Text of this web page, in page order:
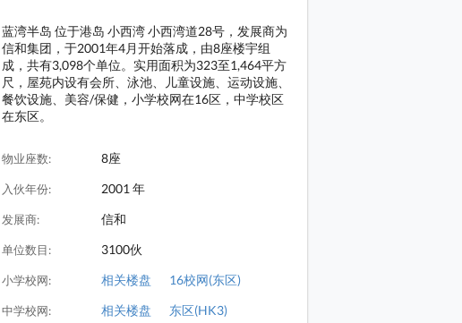
蓝湾半岛 大堂: 主大堂部分
蓝湾半岛 大堂: 主大堂部分
蓝湾半岛 大堂: 主大堂部分
蓝湾半岛 大堂: 主大堂部分
蓝湾半岛 位于港岛 小西湾 小西湾道28号，发展商为
信和集团，于2001年4月开始落成，由8座楼宇组
成，共有3,098个单位。实用面积为323至1,464平方
尺，屋苑内设有会所、泳池、儿童设施、运动设施、
餐饮设施、美容/保健，小学校网在16区，中学校区
在东区。
物业座数: 8座
入伙年份: 2001 年
发展商: 信和
单位数目: 3100伙
小学校网: 相关楼盘 16校网(东区)
中学校网: 相关楼盘 东区(HK3)